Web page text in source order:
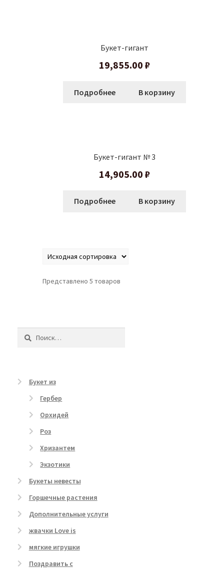
Букет-гигант
19,855.00 ₽
Подробнее В корзину
Букет-гигант № 3
14,905.00 ₽
Подробнее В корзину
Представлено 5 товаров
Найти:
Букет из
Гербер
Орхидей
Роз
Хризантем
Экзотики
Букеты невесты
Горшечные растения
Дополнительные услуги
жвачки Love is
мягкие игрушки
Поздравить с